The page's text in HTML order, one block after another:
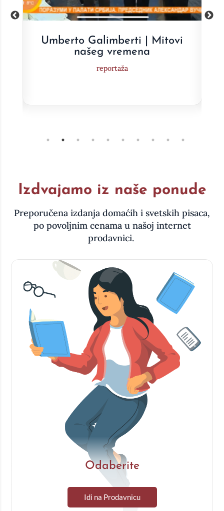
Dragan Prole | Jednakost
nejednakog
Intervju
Izdvajamo iz naše ponude
Preporučena izdanja domaćih i svetskih pisaca,
po povoljnim cenama u našoj internet
prodavnici.
Odaberite
Idi na Prodavnicu